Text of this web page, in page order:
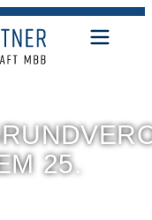
25.